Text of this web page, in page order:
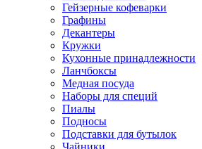
Гейзерные кофеварки
Графины
Декантеры
Кружки
Кухонные принадлежности
Ланчбоксы
Медная посуда
Наборы для специй
Пиалы
Подносы
Подставки для бутылок
Чайники